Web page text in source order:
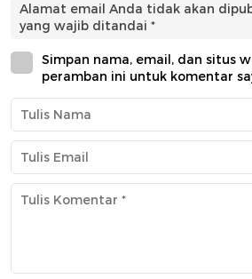
Alamat email Anda tidak akan
yang wajib ditandai *
Simpan nama, email, dan situs
peramban ini untuk komentar